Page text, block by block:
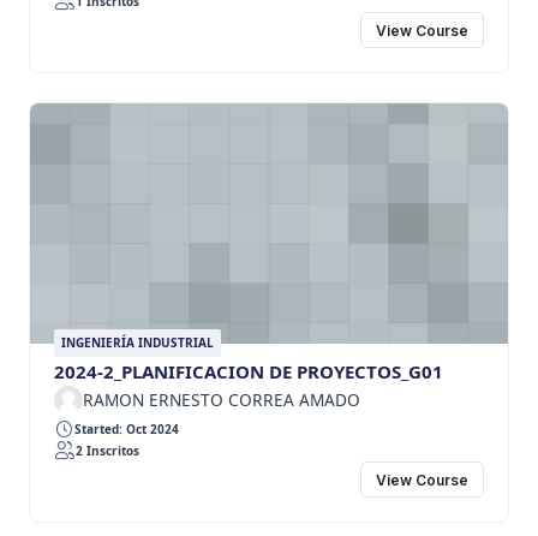
View Course
INGENIERÍA INDUSTRIAL
2024-2_PLANIFICACION DE PROYECTOS_G01
RAMON ERNESTO CORREA AMADO
Started: Oct 2024
2 Inscritos
View Course